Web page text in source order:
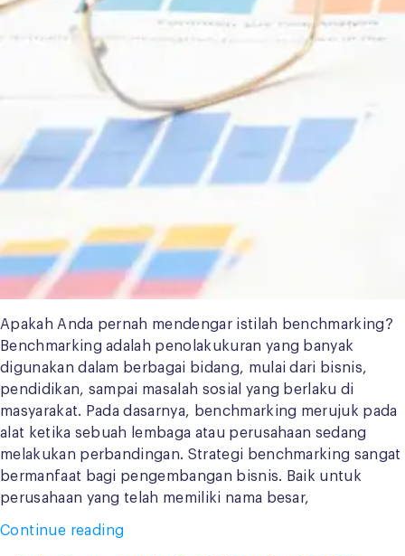
Apakah Anda pernah mendengar istilah benchmarking?
Benchmarking adalah penolakukuran yang banyak
digunakan dalam berbagai bidang, mulai dari bisnis,
pendidikan, sampai masalah sosial yang berlaku di
masyarakat. Pada dasarnya, benchmarking merujuk pada
alat ketika sebuah lembaga atau perusahaan sedang
melakukan perbandingan. Strategi benchmarking sangat
bermanfaat bagi pengembangan bisnis. Baik untuk
perusahaan yang telah memiliki nama besar,
Continue reading“Benchmarking